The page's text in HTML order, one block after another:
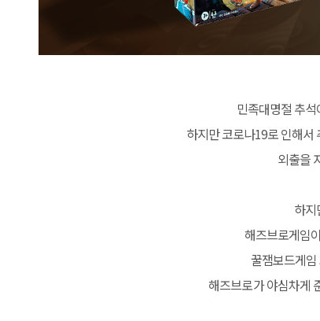
민족대명절 추
하지만 코로나19로 인해
외출을
하지
해즈브로게임
꿀잼보드게
해즈브로가 야심차게